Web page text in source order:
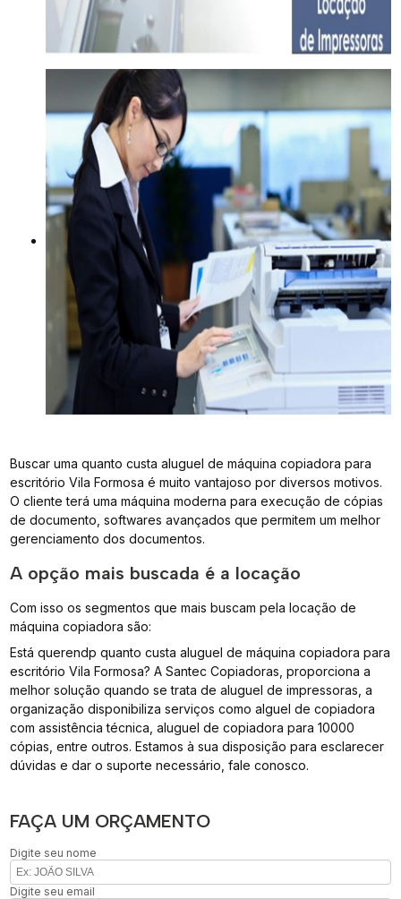
Buscar uma quanto custa aluguel de máquina copiadora para
escritório Vila Formosa é muito vantajoso por diversos motivos.
O cliente terá uma máquina moderna para execução de cópias
de documento, softwares avançados que permitem um melhor
gerenciamento dos documentos.
A opção mais buscada é a locação
Com isso os segmentos que mais buscam pela locação de
máquina copiadora são:
Está querendp quanto custa aluguel de máquina copiadora para
escritório Vila Formosa? A Santec Copiadoras, proporciona a
melhor solução quando se trata de aluguel de impressoras, a
organização disponibiliza serviços como alguel de copiadora
com assistência técnica, aluguel de copiadora para 10000
cópias, entre outros. Estamos à sua disposição para esclarecer
dúvidas e dar o suporte necessário, fale conosco.
FAÇA UM ORÇAMENTO
Digite seu nome
Digite seu email